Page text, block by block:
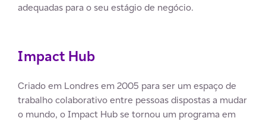
adequadas para o seu estágio de negócio.
Impact Hub
Criado em Londres em 2005 para ser um espaço de
trabalho colaborativo entre pessoas dispostas a mudar
o mundo, o Impact Hub se tornou um programa em